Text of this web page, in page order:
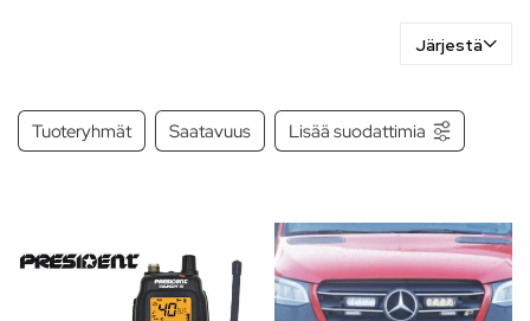
Järjestä
Tuoteryhmät Saatavuus Lisää suodattimia